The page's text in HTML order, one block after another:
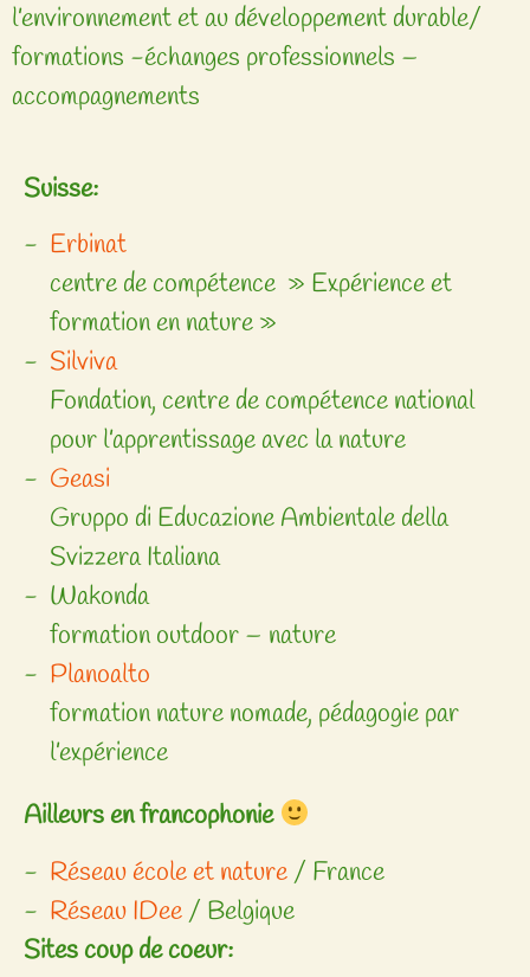
l’environnement et au développement durable/
formations -échanges professionnels –
accompagnements
Suisse:
Erbinat
centre de compétence » Expérience et
formation en nature »
Silviva
Fondation, centre de compétence national
pour l’apprentissage avec la nature
Geasi
Gruppo di Educazione Ambientale della
Svizzera Italiana
Wakonda
formation outdoor – nature
Planoalto
formation nature nomade, pédagogie par
l’expérience
Ailleurs en francophonie
Réseau école et nature / France
Réseau IDee / Belgique
​Sites coup de coeur: